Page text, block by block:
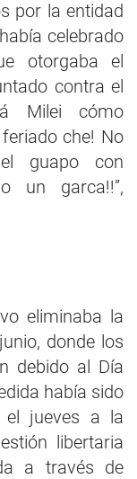
por la entidad
celebrado
otorgaba el
contra el
Milei cómo
che! No
guapo con
un garca!!”,
eliminaba la
donde los
debido al Día
había sido
el jueves a la
libertaria
a través de